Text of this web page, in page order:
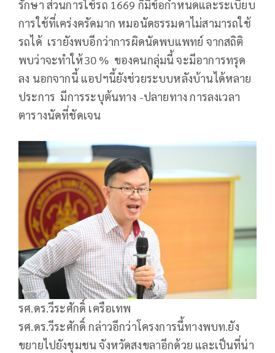
รักษา ส่วนการใช้รถ 1669 ก็มีข้อกำหนดและระเบียบ
การใช้ที่เคร่งครัดมาก หมอนัดธรรมดาไม่สามารถใช้
รถได้ เรายังพบอีกว่าการผิดนัดพบแพทย์ จากสถิติ
พบว่าจะทำให้30 % ของคนกลุ่มนี้ จะมีอาการทรุด
ลง นอกจากนี้ แอปฯนี้ยังช่วยระบบหลังบ้านได้หลาย
ประการ มีการระบุต้นทาง -ปลายทาง การลงเวลา
ตารางนัดที่ชัดเจน
รศ.ดร.วีระศักดิ์ เครือเทพ
รศ.ดร.วีระศักดิ์ กล่าวอีกว่าโครงการนี้ทางพบท.ยัง
ขยายไปยังชุมชน จังหวัดสงขลาอีกด้วย และเป็นที่น่า